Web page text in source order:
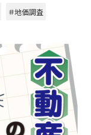
＃地価調査